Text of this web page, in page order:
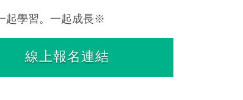
起學習。一起成長※
線上報名連結